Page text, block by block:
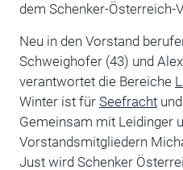
dem Schenker-Österreich-
Neu in den Vorstand
Schweighofer (43) und
verantwortet die Bereiche
Winter ist für Seefrachtund
Gemeinsam mit Leidinger
Vorstandsmitgliedern
Just wird Schenker